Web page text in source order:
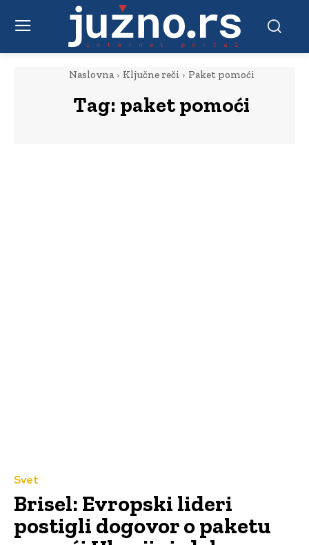
Naslovna Ključne reči Paket pomoći
Tag: paket pomoći
Svet
Brisel: Evropski lideri
postigli dogovor o paketu